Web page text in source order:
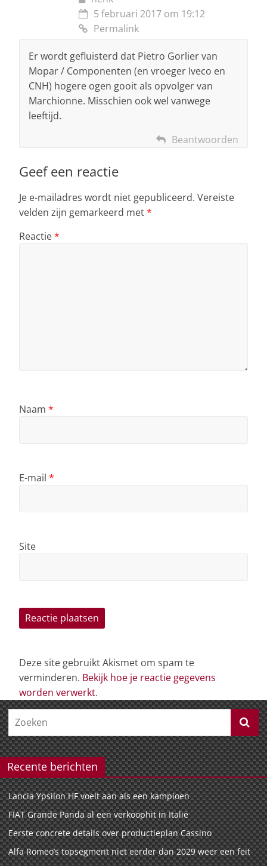
5 februari 2017 om 19:12
Permalink
Er wordt gefluisterd dat Pietro Gorlier van
Mopar / Componenten (en vroeger Iveco en
CNH) hogere ogen gooit als opvolger van
Marchionne. Misschien ook wel vanwege
leeftijd.
Beantwoorden
Geef een reactie
Je e-mailadres wordt niet gepubliceerd. Vereiste
velden zijn gemarkeerd met*
Reactie*
Naam *
E-mail *
Site
Deze site gebruikt Akismet om spam te
verminderen. Bekijk hoe je reactie gegevens
worden verwerkt.
Recente berichten
Lancia Ypsilon HF voelt aan als een kampioen
FIAT Grande Panda al een verkoophit in Italië
Eerste concrete details over productieplan Cassino
Alfa Romeo’s topsegment niet eerder dan 2029 weer een feit